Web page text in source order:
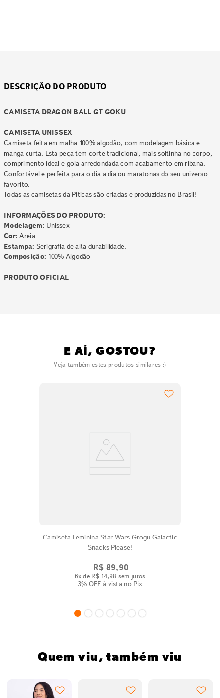
DESCRIÇÃO DO PRODUTO
CAMISETA DRAGON BALL GT GOKU
CAMISETA UNISSEX
Camiseta feita em malha 100% algodão, com modelagem básica e
manga curta. Esta peça tem corte tradicional, mais soltinha no corpo,
comprimento ideal e gola arredondada com acabamento em ribana.
Confortável e perfeita para o dia a dia ou maratonas do seu universo
favorito.
Todas as camisetas da Piticas são criadas e produzidas no Brasil!
INFORMAÇÕES DO PRODUTO:
Modelagem: Unissex
Cor: Areia
Estampa: Serigrafia de alta durabilidade.
Composição: 100% Algodão
PRODUTO OFICIAL
E AÍ, GOSTOU?
Veja também estes produtos similares :)
Camiseta Feminina Star Wars Grogu Galactic
Snacks Please!
R$ 89,90
6x de R$ 14,98 sem juros
3% OFF à vista no Pix
Quem viu, também viu